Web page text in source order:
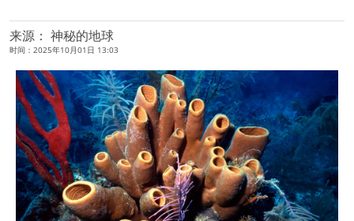
来源： 神秘的地球
时间：2025年10月01日 13:03